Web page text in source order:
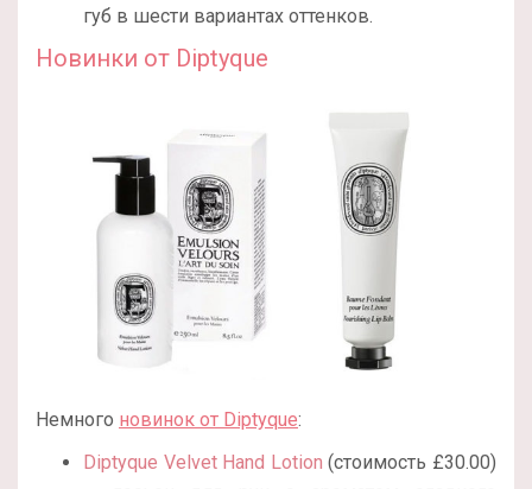
губ в шести вариантах оттенков.
Новинки от Diptyque
Немного новинок от Diptyque:
Diptyque Velvet Hand Lotion (стоимость £30.00)